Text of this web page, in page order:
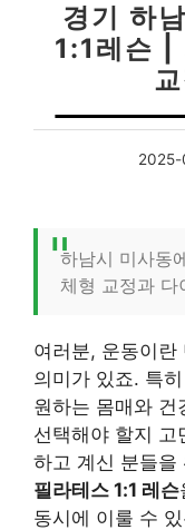
경기 하
1:1레슨 |
2025-
하남시 미사동
체형 교정과 다
여러분, 운동이란
의미가 있죠. 특
원하는 몸매와 건
선택해야 할지 고
하고 계신 분들을
필라테스 1:1 레슨
동시에 이룰 수